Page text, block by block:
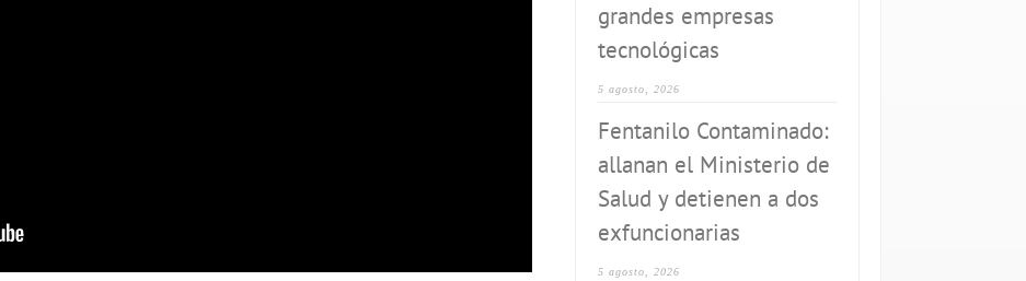
grandes empresas
tecnológicas
5 agosto, 2026
Fentanilo Contaminado:
allanan el Ministerio de
Salud y detienen a dos
exfuncionarias
5 agosto, 2026